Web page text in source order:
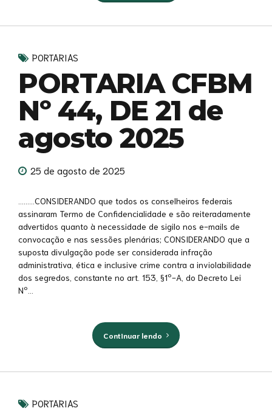
PORTARIAS
PORTARIA CFBM
Nº 44, DE 21 de
agosto 2025
25 de agosto de 2025
………CONSIDERANDO que todos os conselheiros federais
assinaram Termo de Confidencialidade e são reiteradamente
advertidos quanto à necessidade de sigilo nos e-mails de
convocação e nas sessões plenárias; CONSIDERANDO que a
suposta divulgação pode ser considerada infração
administrativa, ética e inclusive crime contra a inviolabilidade
dos segredos, constante no art. 153, §1º-A, do Decreto Lei
Nº...
Continuar lendo
PORTARIAS